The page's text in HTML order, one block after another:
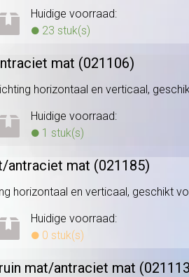
Huidige voorraad:
23 stuk(s)
mat (021106)
horizontaal en verticaal,
Huidige voorraad:
1 stuk(s)
antraciet mat (021185)
horizontaal en verticaal, geschikt
Huidige voorraad:
0 stuk(s)
mat/antraciet mat